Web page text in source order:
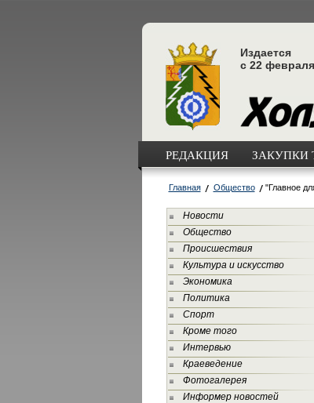
Издается
с 22
РЕДАКЦИЯ ЗАКУПКИ
Главная Общество "Главное
Новости
Общество
Происшествия
Культура и искусство
Экономика
Политика
Спорт
Кроме того
Интервью
Краеведение
Фотогалерея
Информер новостей